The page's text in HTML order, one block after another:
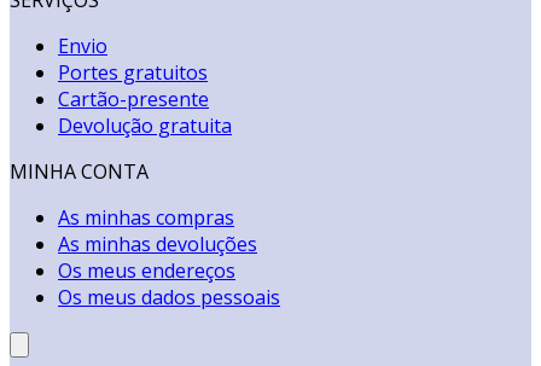
Envio
Portes gratuitos
Cartão-presente
Devolução gratuita
MINHA CONTA
As minhas compras
As minhas devoluções
Os meus endereços
Os meus dados pessoais